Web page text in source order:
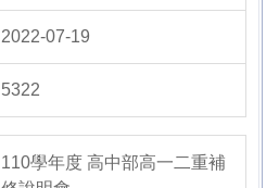
2022-07-19
5322
110學年度 高中部高一二重補